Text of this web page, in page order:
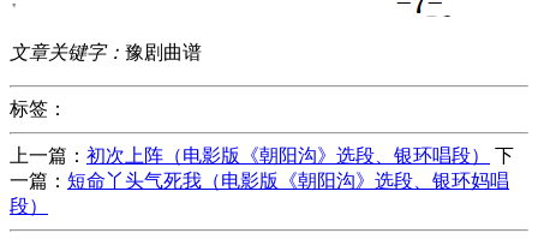
文章关键字： 豫剧曲谱
标签：
上一篇： 初次上阵（电影版《朝阳沟》选段、银环唱段）
下
一篇： 短命丫头气死我（电影版《朝阳沟》选段、银环妈唱
段）